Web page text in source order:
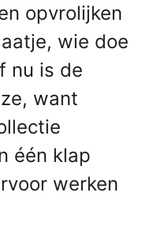
opvrolijken
wie doe
nu is de
want
één klap
werken